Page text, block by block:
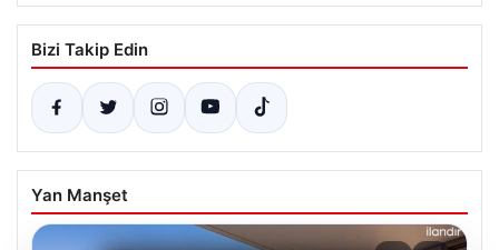
Bizi Takip Edin
Yan Manşet